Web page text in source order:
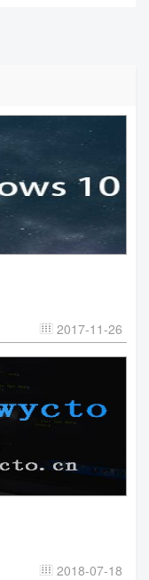
 2017-11-26
 2018-07-18